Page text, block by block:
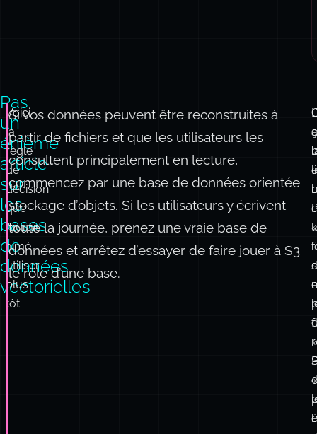
Pas
un
énième
article
sur
les
Voici
la
règle
de
décision
que
Si vos données peuvent être reconstruites à
partir de fichiers et que les utilisateurs les
consultent principalement en lecture,
commencez par une base de données orientée
stockage d’objets. Si les utilisateurs y écrivent
«
a